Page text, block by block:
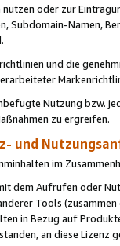
oder zur
Subdomain-Namen,
und die
Nutzung bzw.
zu ergreifen.
und
im
dem Aufrufen oder
Tools (zusammen
in Bezug auf
an diese Lizenz